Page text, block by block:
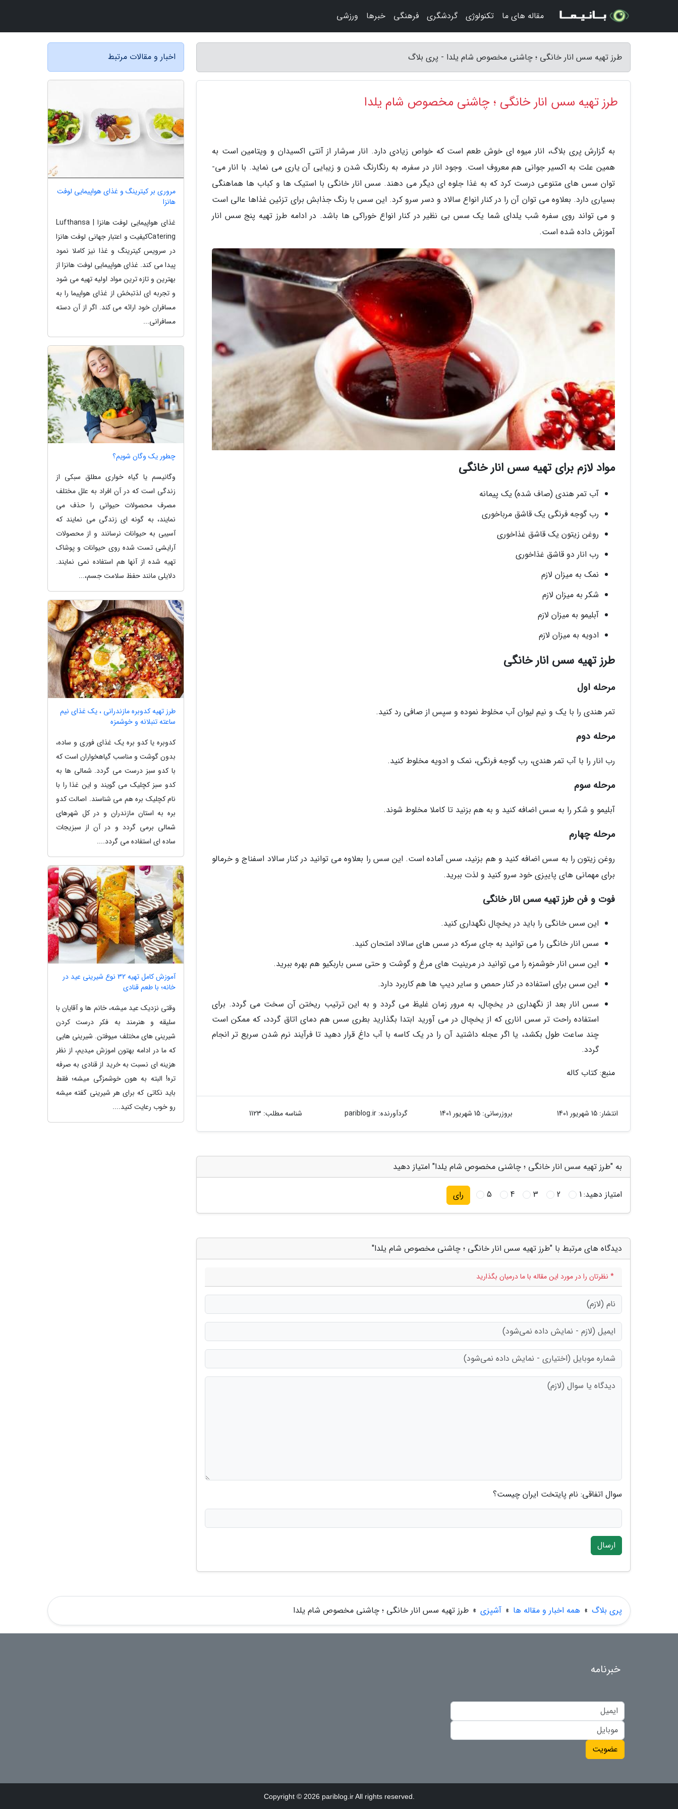
طرز تهیه سس انار خانگی ؛ چاشنی مخصوص شام یلدا - پری بلاگ
طرز تهیه سس انار خانگی ؛ چاشنی مخصوص شام یلدا
به گزارش پری بلاگ، انار میوه ای خوش طعم است که خواص زیادی دارد. انار سرشار از آنتی اکسیدان و ویتامین است به
همین علت به اکسیر جوانی هم معروف است. وجود انار در سفره، به رنگارنگ شدن و زیبایی آن یاری می نماید. با انار می­
توان سس­ های متنوعی درست کرد که به غذا جلوه­ ای دیگر می­ دهند. سس انار خانگی با استیک ­ها و کباب­ ها هماهنگی
بسیاری دارد. بعلاوه می توان آن را در کنار انواع سالاد و دسر سرو کرد. این سس با رنگ جذابش برای تزئین غذاها عالی است
و می­ تواند روی سفره شب یلدای شما یک سس بی­ نظیر در کنار انواع خوراکی­ ها باشد. در ادامه طرز تهیه پنج سس انار
آموزش داده شده است.
مواد لازم برای تهیه سس انار خانگی
آب تمر هندی (صاف شده) یک پیمانه
رب گوجه فرنگی یک قاشق مرباخوری
روغن زیتون یک قاشق غذاخوری
رب انار دو قاشق غذاخوری
نمک به میزان لازم
شکر به میزان لازم
آبلیمو به میزان لازم
ادویه به میزان لازم
طرز تهیه سس انار خانگی
مرحله اول
تمر هندی را با یک و نیم لیوان آب مخلوط نموده و سپس از صافی رد کنید.
مرحله دوم
رب انار را با آب تمر هندی، رب گوجه فرنگی، نمک و ادویه مخلوط کنید.
مرحله سوم
آب­لیمو و شکر را به سس اضافه کنید و به هم بزنید تا کاملا مخلوط شوند.
مرحله چهارم
روغن زیتون را به سس اضافه کنید و هم بزنید، سس آماده است. این سس را بعلاوه می توانید در کنار سالاد اسفناج و خرمالو
برای مهمانی های پاییزی خود سرو کنید و لذت ببرید.
فوت و فن طرز تهیه سس انار خانگی
این سس خانگی را باید در یخچال نگهداری کنید.
سس انار خانگی را می توانید به جای سرکه در سس های سالاد امتحان کنید.
این سس انار خوشمزه را می توانید در مرینیت های مرغ و گوشت و حتی سس باربکیو هم بهره ببرید.
این سس برای استفاده در کنار حمص و سایر دیپ ها هم کاربرد دارد.
سس انار بعد از نگهداری در یخچال، به مرور زمان غلیظ می گردد و به این ترتیب ریختن آن سخت می گردد. برای
استفاده راحت تر سس اناری که از یخچال در می آورید ابتدا بگذارید بطری سس هم دمای اتاق گردد، که ممکن است
چند ساعت طول بکشد، یا اگر عجله داشتید آن را در یک کاسه با آب داغ قرار دهید تا فرآیند نرم شدن سریع تر انجام
گردد.
منبع: کتاب کاله
انتشار: 15 شهریور 1401 بروزرسانی: 15 شهریور 1401 گردآورنده:pariblog.ir شناسه مطلب: 1123
به "طرز تهیه سس انار خانگی ؛ چاشنی مخصوص شام یلدا" امتیاز دهید
امتیاز دهید:1
2
3
4
5 رای
دیدگاه های مرتبط با "طرز تهیه سس انار خانگی ؛ چاشنی مخصوص شام یلدا"
* نظرتان را در مورد این مقاله با ما درمیان بگذارید
سوال اتفاقی: نام پایتخت ایران چیست؟
ارسال
اخبار و مقالات مرتبط
مروری بر کیترینگ و غذای هواپیمایی لوفت
هانزا
غذای هواپیمایی لوفت هانزا | Lufthansa
Cateringکیفیت و اعتبار جهانی لوفت هانزا
در سرویس کیترینگ و غذا نیز کاملا نمود
پیدا می کند. غذای هواپیمایی لوفت هانزا از
بهترین و تازه ترین مواد اولیه تهیه می شود
و تجربه ای لذتبخش از غذای هواپیما را به
مسافران خود ارائه می کند. اگر از آن دسته
مسافرانی...
چطور یک وگان شویم؟
وگانیسم یا گیاه خواری مطلق سبکی از
زندگی است که در آن افراد به علل مختلف
مصرف محصولات حیوانی را حذف می
نمایند، به گونه ای زندگی می نمایند که
آسیبی به حیوانات نرسانند و از محصولات
آرایشی تست شده روی حیوانات و پوشاک
تهیه شده از آنها هم استفاده نمی نمایند.
دلایلی مانند حفظ سلامت جسم،...
طرز تهیه کدوبره مازندرانی ، یک غذای نیم
ساعته تنبلانه و خوشمزه
کدوبره یا کدو بره یک غذای فوری و ساده،
بدون گوشت و مناسب گیاهخواران است که
با کدو سبز درست می گردد. شمالی ها به
کدو سبز کچلیک می گویند و این غذا را با
نام کچلیک بره هم می شناسند. اصالت کدو
بره به استان مازندران و در کل شهرهای
شمالی برمی گردد و در آن از سبزیجات
ساده ای استفاده می گردد....
آموزش کامل تهیه 32 نوع شیرینی عید در
خانه؛ با طعم قنادی
وقتی نزدیک عید میشه، خانم ها و آقایان با
سلیقه و هنرمند به فکر درست کردن
شیرینی های مختلف میوفتن. شیرینی هایی
که ما در ادامه بهتون اموزش میدیم، از نظر
هزینه ای نسبت به خرید از قنادی به صرفه
تره! البته به هون خوشمزگی میشه؛ فقط
باید نکاتی که برای هر شیرینی گفته میشه
رو خوب رعایت کنید....
پری بلاگ » همه اخبار و مقاله ها » آشپزی » طرز تهیه سس انار خانگی ؛ چاشنی مخصوص شام یلدا
مقاله های ما تکنولوژی گردشگری فرهنگی خبرها ورزشی
خبرنامه
عضویت
Copyright © 2026 pariblog.ir All rights reserved.